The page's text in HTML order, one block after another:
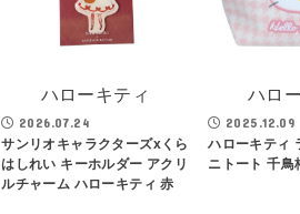
ハローキティ
2026.07.24
サンリオキャラクターズxくら
はしれい キーホルダー アクリ
ルチャーム ハローキティ 赤
ハロ
2025.12.09
ハローキティ
ニトート 千鳥